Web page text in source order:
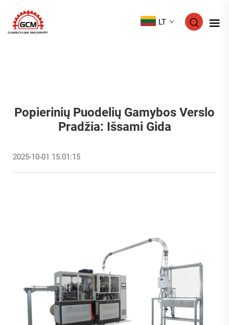
LT
Popierinių Puodelių Gamybos Verslo
Pradžia: Išsami Gida
2025-10-01 15:01:15